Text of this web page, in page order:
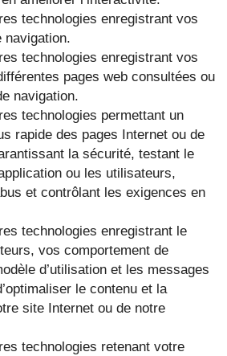
technologies enregistrant vos
navigation.
technologies enregistrant vos
pages web consultées ou
navigation.
technologies permettant un
rapide des pages Internet ou de
la sécurité, testant le
ou les utilisateurs,
et contrôlant les exigences en
technologies enregistrant le
vos comportement de
d’utilisation et les messages
le contenu et la
site Internet ou de notre
technologies retenant votre